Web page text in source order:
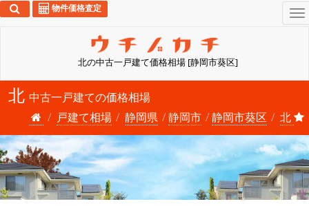
北の中古一戸建て価格相場 [静岡市葵区]
物件価格査定
北 中古一戸建ての価格相場
戸建て相場
静岡県 静岡市 静岡市葵区 北